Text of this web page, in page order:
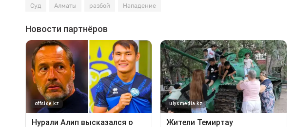
Суд Алматы разбой Нападение